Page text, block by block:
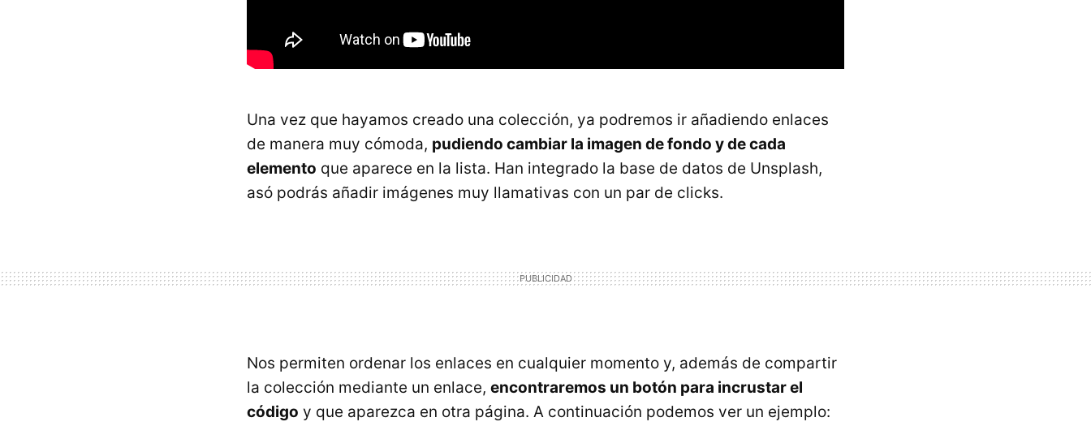
Una vez que hayamos creado una colección, ya podremos ir añadiendo enlaces
de manera muy cómoda, pudiendo cambiar la imagen de fondo y de cada
elemento que aparece en la lista. Han integrado la base de datos de Unsplash,
asó podrás añadir imágenes muy llamativas con un par de clicks.
Nos permiten ordenar los enlaces en cualquier momento y, además de compartir
la colección mediante un enlace, encontraremos un botón para incrustar el
código y que aparezca en otra página. A continuación podemos ver un ejemplo: